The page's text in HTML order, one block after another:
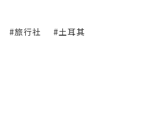
#旅行社 #土耳其